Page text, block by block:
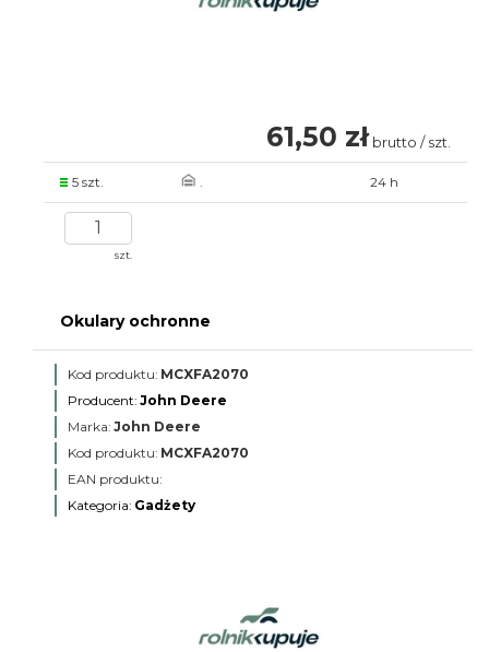
61,50 zł brutto / szt.
5 szt. . 24 h
szt.
Okulary ochronne
Kod produktu: MCXFA2070
Producent: John Deere
Marka: John Deere
Kod produktu: MCXFA2070
EAN produktu:
Kategoria: Gadżety